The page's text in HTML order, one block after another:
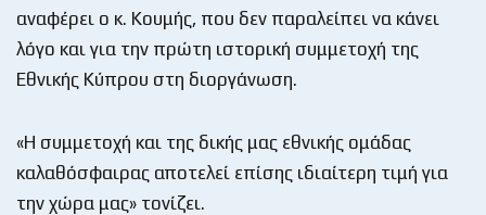
αναφέρει ο κ. Κουμής, που δεν παραλείπει να κάνει
λόγο και για την πρώτη ιστορική συμμετοχή της
Εθνικής Κύπρου στη διοργάνωση.
«Η συμμετοχή και της δικής μας εθνικής ομάδας
καλαθόσφαιρας αποτελεί επίσης ιδιαίτερη τιμή για
την χώρα μας» τονίζει.